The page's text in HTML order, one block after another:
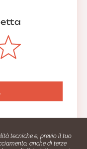
tecniche e, previo il tuo
anche di terze